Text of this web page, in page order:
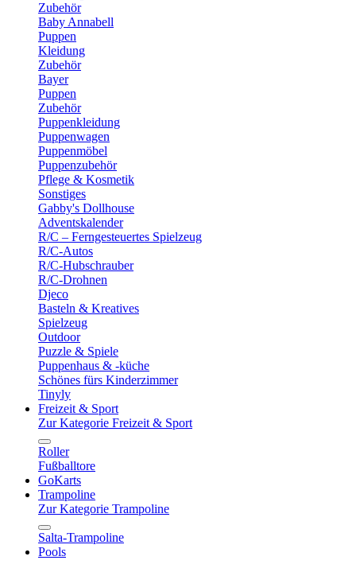
Zubehör
Baby Annabell
Puppen
Kleidung
Zubehör
Bayer
Puppen
Zubehör
Puppenkleidung
Puppenwagen
Puppenmöbel
Puppenzubehör
Pflege & Kosmetik
Sonstiges
Gabby's Dollhouse
Adventskalender
R/C – Ferngesteuertes Spielzeug
R/C-Autos
R/C-Hubschrauber
R/C-Drohnen
Djeco
Basteln & Kreatives
Spielzeug
Outdoor
Puzzle & Spiele
Puppenhaus & -küche
Schönes fürs Kinderzimmer
Tinyly
Freizeit & Sport
Zur Kategorie Freizeit & Sport
Roller
Fußballtore
GoKarts
Trampoline
Zur Kategorie Trampoline
Salta-Trampoline
Pools